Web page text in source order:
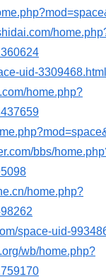
uid-3309468.html
home.php?
bbs/
home.php?
space-uid-
wb/home.php?